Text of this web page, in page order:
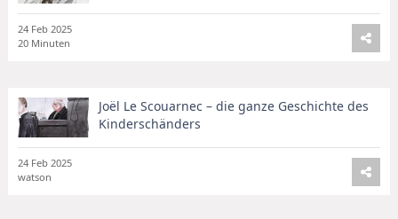
24 Feb 2025
20 Minuten
Joël Le Scouarnec – die ganze Geschichte des
Kinderschänders
24 Feb 2025
watson